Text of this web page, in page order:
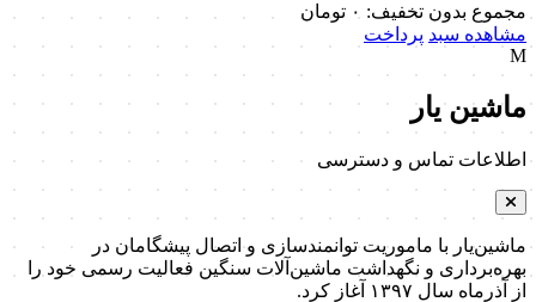
مجموع بدون تخفیف: ۰ تومان
مشاهده سبد پرداخت
M
ماشین یار
اطلاعات تماس و دسترسی
ماشین‌یار با ماموریت توانمندسازی و اتصال پیشگامان در
بهره‌برداری و نگهداشت ماشین‌آلات سنگین فعالیت رسمی خود را
از آذرماه سال ۱۳۹۷ آغاز کرد.